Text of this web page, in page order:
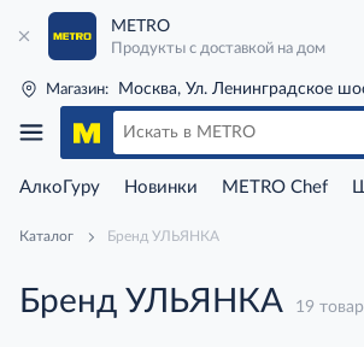
METRO
Продукты с доставкой на дом
Магазин: Москва, Ул. Ленинградское
АлкоГуру Новинки METRO Chef
Каталог Бренд УЛЬЯНКА
Бренд УЛЬЯНКА 19